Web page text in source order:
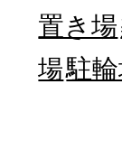
置き場
場駐